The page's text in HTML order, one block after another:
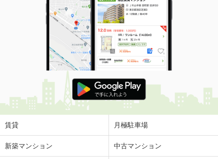
賃貸 月極駐車場
新築マンション 中古マンション